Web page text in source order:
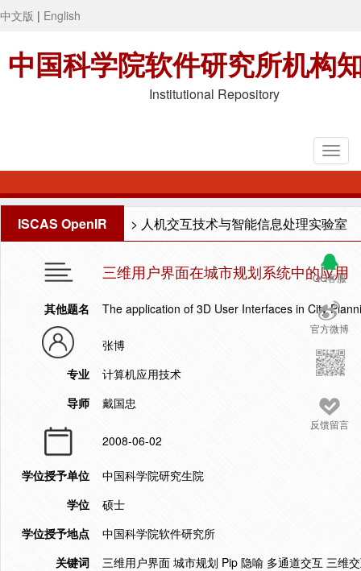
中文版 | English
中国科学院软件研究所机构
Institutional Repository
ISCAS OpenIR > 人机交互技术与智能信息处理实验室
QQ客服
官方微博
反馈留言
三维用户界面在城市规划系统中的应用
其他题名 The application of 3D User Interfaces in City
张博
专业
计算机应用技术
导师
戴国忠
2008-06-02
学位授予单位
中国科学院研究生院
学位
硕士
学位授予地点
中国科学院软件研究所
关键词
三维用户界面 城市规划 Pip 隐喻 多通道交互 三维